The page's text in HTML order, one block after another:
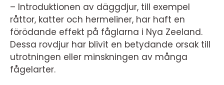
– Introduktionen av däggdjur, till exempel
råttor, katter och hermeliner, har haft en
förödande effekt på fåglarna i Nya Zeeland.
Dessa rovdjur har blivit en betydande orsak till
utrotningen eller minskningen av många
fågelarter.